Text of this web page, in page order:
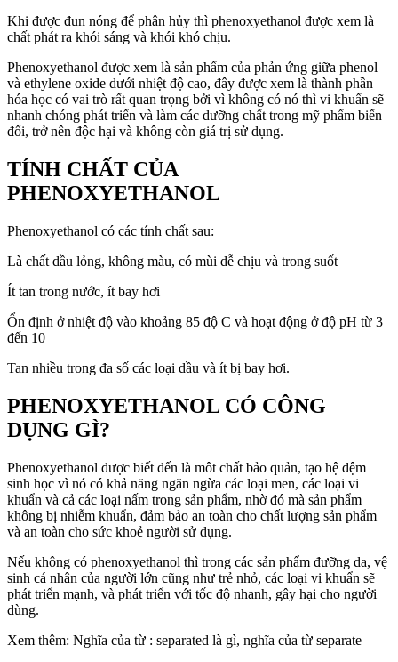
Khi được đun nóng để phân hủy thì phenoxyethanol được xem là
chất phát ra khói sáng và khói khó chịu.
Phenoxyethanol được xem là sản phẩm của phản ứng giữa phenol
và ethylene oxide dưới nhiệt độ cao, đây được xem là thành phần
hóa học có vai trò rất quan trọng bởi vì không có nó thì vi khuẩn sẽ
nhanh chóng phát triển và làm các dưỡng chất trong mỹ phẩm biến
đổi, trở nên độc hại và không còn giá trị sử dụng.
TÍNH CHẤT CỦA
PHENOXYETHANOL
Phenoxyethanol có các tính chất sau:
Là chất dầu lỏng, không màu, có mùi dễ chịu và trong suốt
Ít tan trong nước, ít bay hơi
Ổn định ở nhiệt độ vào khoảng 85 độ C và hoạt động ở độ pH từ 3
đến 10
Tan nhiều trong đa số các loại dầu và ít bị bay hơi.
PHENOXYETHANOL CÓ CÔNG
DỤNG GÌ?
Phenoxyethanol được biết đến là môt chất bảo quản, tạo hệ đệm
sinh học vì nó có khả năng ngăn ngừa các loại men, các loại vi
khuẩn và cả các loại nấm trong sản phẩm, nhờ đó mà sản phẩm
không bị nhiễm khuẩn, đảm bảo an toàn cho chất lượng sản phẩm
và an toàn cho sức khoẻ người sử dụng.
Nếu không có phenoxyethanol thì trong các sản phẩm đưỡng da, vệ
sinh cá nhân của người lớn cũng như trẻ nhỏ, các loại vi khuẩn sẽ
phát triển mạnh, và phát triển với tốc độ nhanh, gây hại cho người
dùng.
Xem thêm: Nghĩa của từ : separated là gì, nghĩa của từ separate